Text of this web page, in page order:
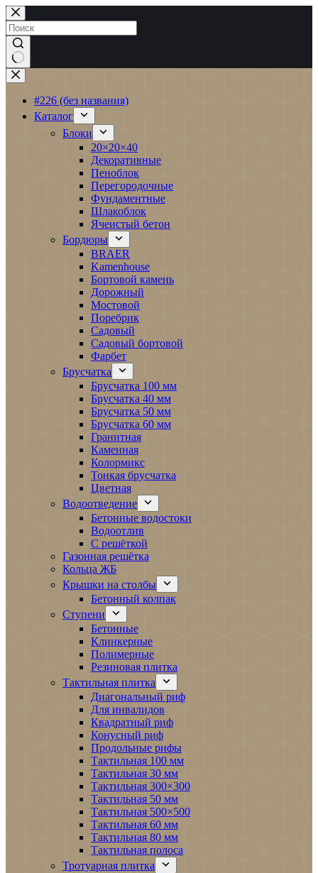
Перейти
к
сути
Ничего
не
найдено#226 (без названия)
Каталог
Блоки
20×20×40
Декоративные
Пеноблок
Перегородочные
Фундаментные
Шлакоблок
Ячеистый бетон
Бордюры
BRAER
Kamenhouse
Бортовой камень
Дорожный
Мостовой
Поребрик
Садовый
Садовый бортовой
Фарбет
Брусчатка
Брусчатка 100 мм
Брусчатка 40 мм
Брусчатка 50 мм
Брусчатка 60 мм
Гранитная
Каменная
Колормикс
Тонкая брусчатка
Цветная
Водоотведение
Бетонные водостоки
Водоотлив
С решёткой
Газонная решётка
Кольца ЖБ
Крышки на столбы
Бетонный колпак
Ступени
Бетонные
Клинкерные
Полимерные
Резиновая плитка
Тактильная плитка
Диагональный риф
Для инвалидов
Квадратный риф
Конусный риф
Продольные рифы
Тактильная 100 мм
Тактильная 30 мм
Тактильная 300×300
Тактильная 50 мм
Тактильная 500×500
Тактильная 60 мм
Тактильная 80 мм
Тактильная полоса
Тротуарная плитка